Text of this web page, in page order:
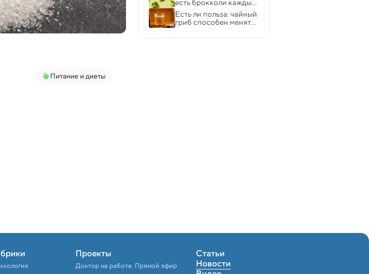
Питание и диеты
знает
есть брокколи каждый
день
Есть ли польза: чайный
гриб способен менять
метаболизм
Проекты
Доктор на работе. Прямой эфир
Статьи
Новости